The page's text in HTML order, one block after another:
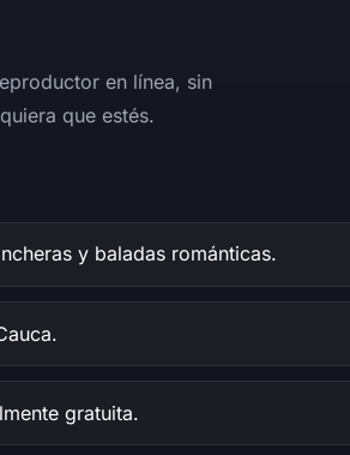
en línea, sin
que estés.
y baladas románticas.
gratuita.